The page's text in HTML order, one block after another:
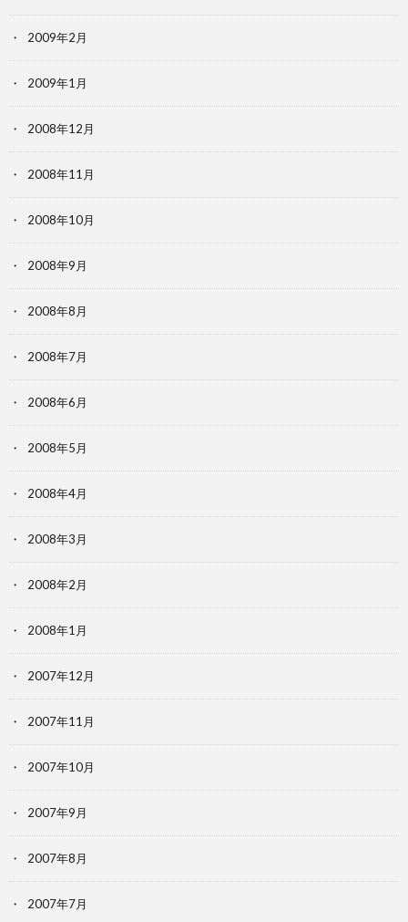
2009年2月
2009年1月
2008年12月
2008年11月
2008年10月
2008年9月
2008年8月
2008年7月
2008年6月
2008年5月
2008年4月
2008年3月
2008年2月
2008年1月
2007年12月
2007年11月
2007年10月
2007年9月
2007年8月
2007年7月